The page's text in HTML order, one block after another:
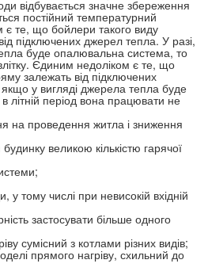
відбувається значне збереження
постійний температурний
​​те, що бойлери такого виду
підключених джерел тепла. У разі,
буде опалювальна система, то
Єдиним недоліком є ​​те, що
залежать від підключених
у вигляді джерела тепла буде
літній період вона працювати не
на проведення житла і зниження
великою кількістю гарячої
у тому числі при невисокій вхідній
застосувати більше одного
сумісний з котлами різних видів;
прямого нагріву, схильний до